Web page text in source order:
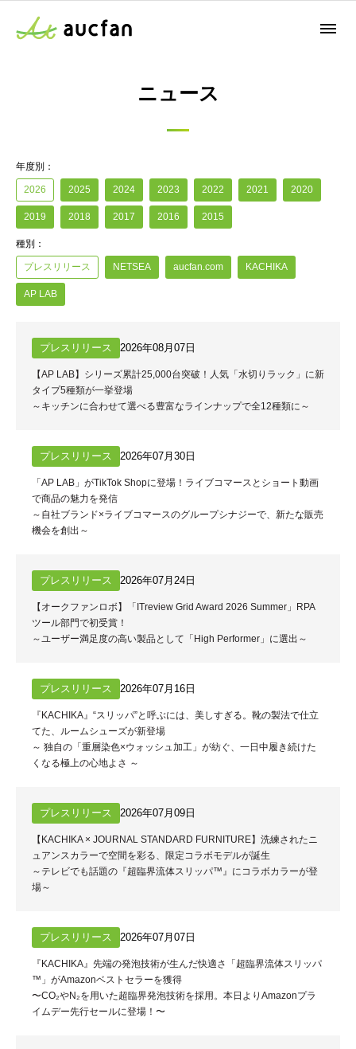
ニュース
年度別：
2026 2025 2024 2023 2022 2021 2020
2019 2018 2017 2016 2015
種別：
プレスリリース NETSEA aucfan.com KACHIKA
AP LAB
プレスリリース 2026年08月07日
【AP LAB】シリーズ累計25,000台突破！人気「水切りラック」に新
タイプ5種類が一挙登場
～キッチンに合わせて選べる豊富なラインナップで全12種類に～
プレスリリース 2026年07月30日
「AP LAB」がTikTok Shopに登場！ライブコマースとショート動画
で商品の魅力を発信
～自社ブランド×ライブコマースのグループシナジーで、新たな販売
機会を創出～
プレスリリース 2026年07月24日
【オークファンロボ】「ITreview Grid Award 2026 Summer」RPA
ツール部門で初受賞！
～ユーザー満足度の高い製品として「High Performer」に選出～
プレスリリース 2026年07月16日
『KACHIKA』“スリッパ”と呼ぶには、美しすぎる。靴の製法で仕立
てた、ルームシューズが新登場
～ 独自の「重層染色×ウォッシュ加工」が紡ぐ、一日中履き続けた
くなる極上の心地よさ ～
プレスリリース 2026年07月09日
【KACHIKA × JOURNAL STANDARD FURNITURE】洗練されたニ
ュアンスカラーで空間を彩る、限定コラボモデルが誕生
～テレビでも話題の『超臨界流体スリッパ™』にコラボカラーが登
場～
プレスリリース 2026年07月07日
『KACHIKA』先端の発泡技術が生んだ快適さ「超臨界流体スリッパ
™」がAmazonベストセラーを獲得
〜CO₂やN₂を用いた超臨界発泡技術を採用。本日よりAmazonプラ
イムデー先行セールに登場！〜